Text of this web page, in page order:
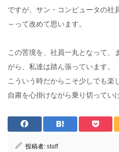
ですが、サン・コンピュータの社
～って改めて思います。
この苦境を、社員一丸となって、
がら、私達は踏ん張っています。
こういう時だからこそ少しでも楽
自粛を心掛けながら乗り切ってい
投稿者: staff